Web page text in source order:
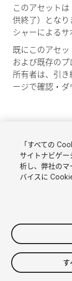
このアセット
供終了）となり
シャーによるサ
既にこのアセ
および既存の
所有者は、引き
ージで確認・ダ
English
简体中文
한국어
日本語
「すべての
サイトナビゲ
析し、弊社のマ
バイスに